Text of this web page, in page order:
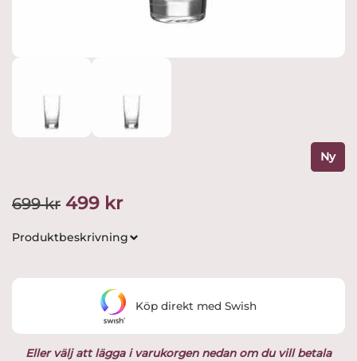
Ny
699kr Det
ursprungliga
699 kr.
499 krDet
nuvarande
är:
499 kr.
Produktbeskrivning
Eller välj att lägga i varukorgen nedan om du vill betala
Köp direkt med Swish